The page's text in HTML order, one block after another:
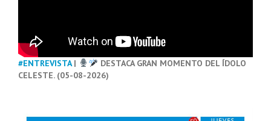
#ENTREVISTA|
DESTACA GRAN MOMENTO DEL ÍDOLO
CELESTE. (05-08-2026)